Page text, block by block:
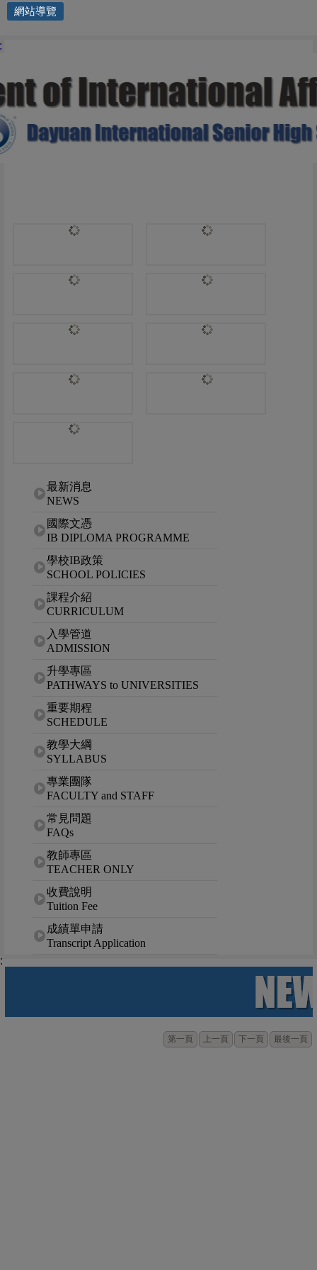
網站導覽
網站選單最新消息
NEWS
國際文憑
IB DIPLOMA PROGRAMME
學校IB政策
SCHOOL POLICIES
課程介紹
CURRICULUM
入學管道
ADMISSION
升學專區
PATHWAYS to UNIVERSITIES
重要期程
SCHEDULE
教學大綱
SYLLABUS
專業團隊
FACULTY and STAFF
常見問題
FAQs
教師專區
TEACHER ONLY
收費說明
Tuition Fee
成績單申請
Transcript Application
第一頁 上一頁 下一頁 最後一頁